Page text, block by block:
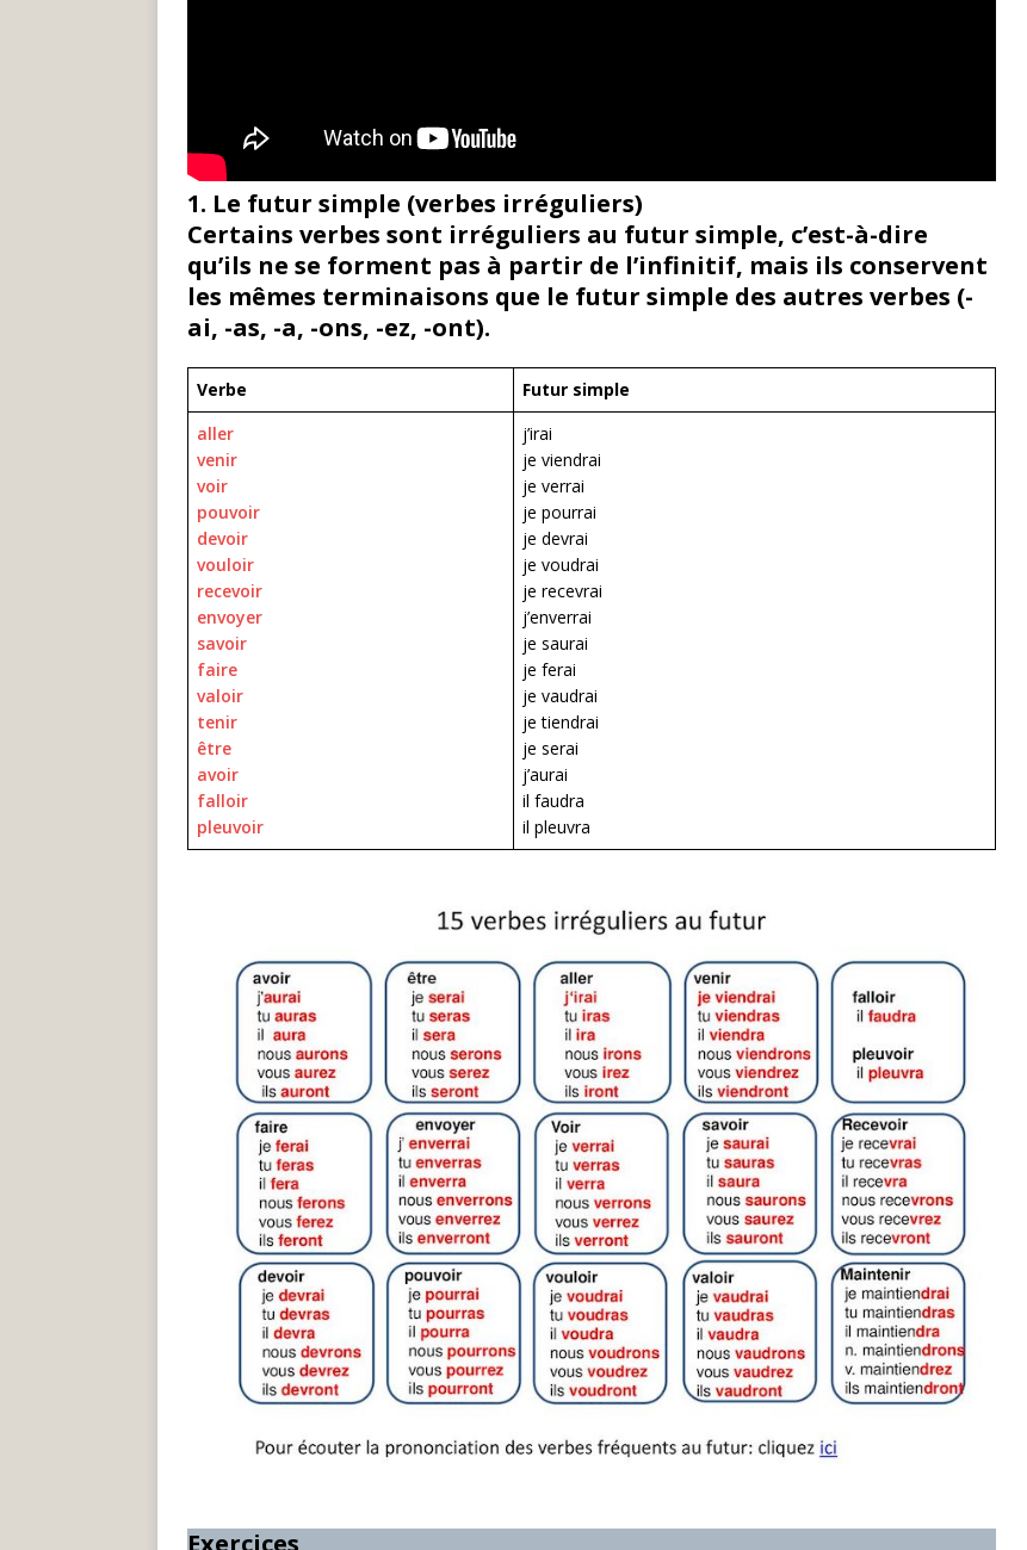
1. Le futur simple (verbes irréguliers)
Certains verbes sont irréguliers au futur simple, c’est-à-dire
qu’ils ne se forment pas à partir de l’infinitif, mais ils conservent
les mêmes terminaisons que le futur simple des autres verbes (-
ai, -as, -a, -ons, -ez, -ont).
Verbe
Futur simple
aller
venir
voir
pouvoir
devoir
vouloir
recevoir
envoyer
savoir
faire
valoir
tenir
être
avoir
falloir
pleuvoir
j’irai
je viendrai
je verrai
je pourrai
je devrai
je voudrai
je recevrai
j’enverrai
je saurai
je ferai
je vaudrai
je tiendrai
je serai
j’aurai
il faudra
il pleuvra
Exercices